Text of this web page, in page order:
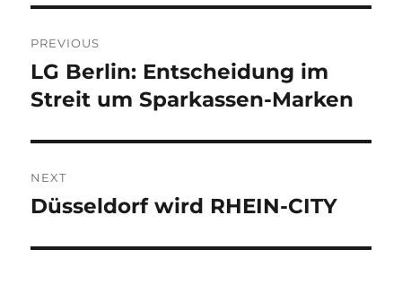
navigation
PREVIOUS
Previous
post:
LG Berlin: Entscheidung im
Streit um Sparkassen-Marken
NEXT
Next
Düsseldorf wird RHEIN-CITY